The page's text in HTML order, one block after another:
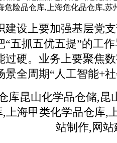
设上要加强基层党
五抓五优五提”的工
硬。业务上要聚焦
全周期“人工智能+